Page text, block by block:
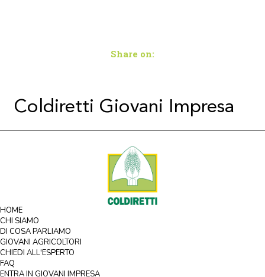
Share on:
Coldiretti Giovani Impresa
HOME
CHI SIAMO
DI COSA PARLIAMO
GIOVANI AGRICOLTORI
CHIEDI ALL'ESPERTO
FAQ
ENTRA IN GIOVANI IMPRESA